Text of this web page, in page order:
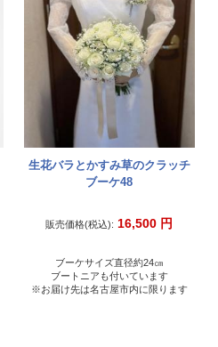
生花バラとかすみ草のクラッチ
ブーケ48
販売価格(税込): 16,500 円
ブーケサイズ直径約24㎝
ブートニアも付いています
※お届け先は名古屋市内に限ります